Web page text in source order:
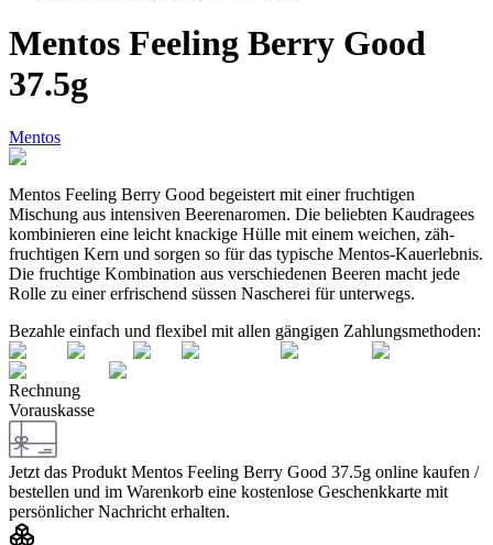
Mentos Feeling Berry Good
37.5g
Mentos
Mentos Feeling Berry Good begeistert mit einer fruchtigen
Mischung aus intensiven Beerenaromen. Die beliebten Kaudragees
kombinieren eine leicht knackige Hülle mit einem weichen, zäh-
fruchtigen Kern und sorgen so für das typische Mentos-Kauerlebnis.
Die fruchtige Kombination aus verschiedenen Beeren macht jede
Rolle zu einer erfrischend süssen Nascherei für unterwegs.
Bezahle einfach und flexibel mit allen gängigen Zahlungsmethoden:
Rechnung
Vorauskasse
Jetzt das Produkt Mentos Feeling Berry Good 37.5g online kaufen /
bestellen und im Warenkorb eine kostenlose Geschenkkarte mit
persönlicher Nachricht erhalten.